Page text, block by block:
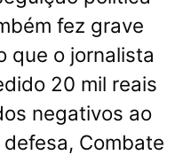
fez grave
que o jornalista
20 mil reais
negativos ao
Combate